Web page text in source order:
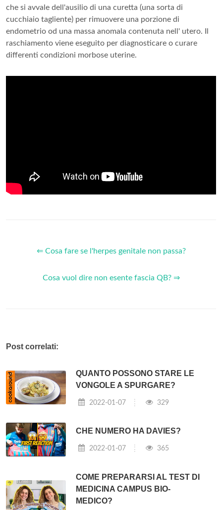
che si avvale dell'ausilio di una curetta (una sorta di
cucchiaio tagliente) per rimuovere una porzione di
endometrio od una massa anomala contenuta nell' utero. Il
raschiamento viene eseguito per diagnosticare o curare
differenti condizioni morbose uterine.
⇐ Cosa fare se l'herpes genitale non passa?
Cosa vuol dire non esente fascia QB? ⇒
Post correlati:
QUANTO POSSONO STARE LE
VONGOLE A SPURGARE?
2022-01-07 329
CHE NUMERO HA DAVIES?
2022-01-07 365
COME PREPARARSI AL TEST DI
MEDICINA CAMPUS BIO-
MEDICO?